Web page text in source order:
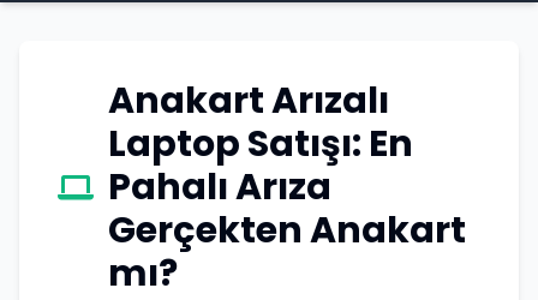
Anakart Arızalı
Laptop Satışı: En
Pahalı Arıza
Gerçekten Anakart
mı?